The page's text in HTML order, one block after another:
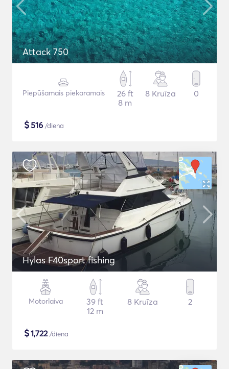
Attack 750
Piepūšamais piekaramais
26 ft
8 m
8 Kruīza 0
$516 /diena
Hylas F40sport fishing
Motorlaiva
39 ft
12 m
8 Kruīza 2
$1,722/diena